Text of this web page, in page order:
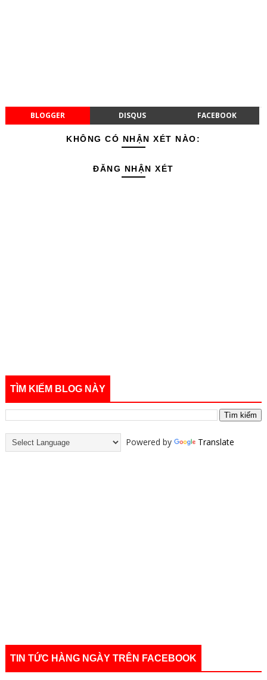
BLOGGER DISQUS FACEBOOK
KHÔNG CÓ NHẬN XÉT NÀO:
ĐĂNG NHẬN XÉT
TÌM KIẾM BLOG NÀY
Powered by Translate
TIN TỨC HÀNG NGÀY TRÊN FACEBOOK